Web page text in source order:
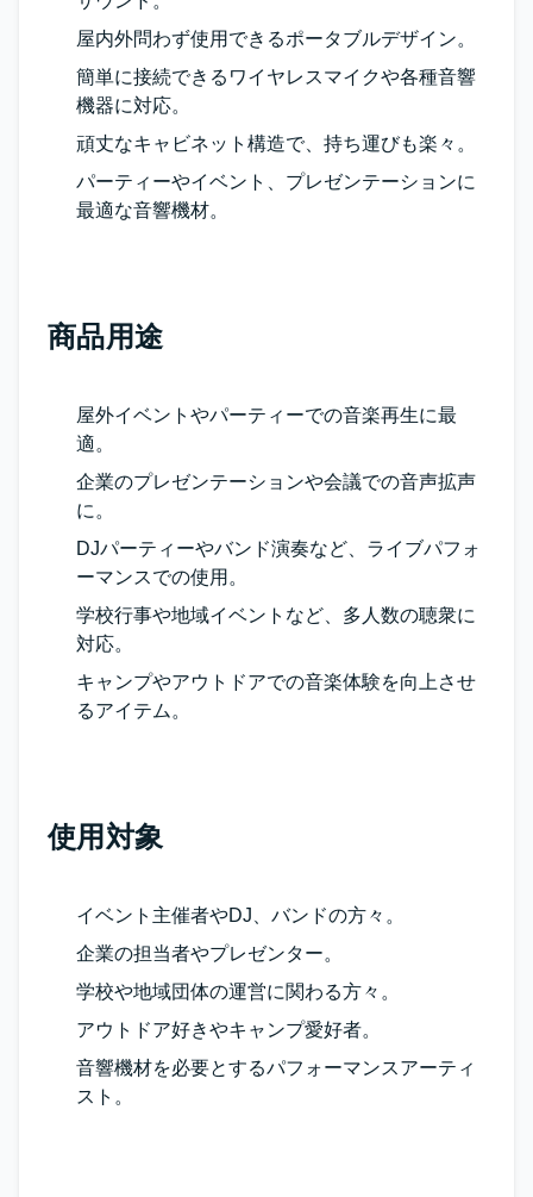
屋内外問わず使用できるポータブルデザイン。
簡単に接続できるワイヤレスマイクや各種音響
機器に対応。
頑丈なキャビネット構造で、持ち運びも楽々。
パーティーやイベント、プレゼンテーションに
最適な音響機材。
商品用途
屋外イベントやパーティーでの音楽再生に最
適。
企業のプレゼンテーションや会議での音声拡声
に。
DJパーティーやバンド演奏など、ライブパフォ
ーマンスでの使用。
学校行事や地域イベントなど、多人数の聴衆に
対応。
キャンプやアウトドアでの音楽体験を向上させ
るアイテム。
使用対象
イベント主催者やDJ、バンドの方々。
企業の担当者やプレゼンター。
学校や地域団体の運営に関わる方々。
アウトドア好きやキャンプ愛好者。
音響機材を必要とするパフォーマンスアーティ
スト。